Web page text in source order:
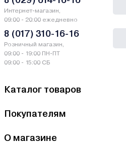
Каталог товаров
Покупателям
О магазине
Интернет-магазин,
09:00 - 20:00 ежедневно
8 (017) 310-16-16
Розничный магазин,
09:00 - 19:00 ПН-ПТ
09:00 - 15:00 СБ